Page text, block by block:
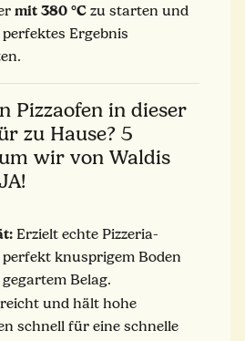
mit 380 °C zu starten und
Ergebnis
Pizzaofen in dieser
zu Hause? 5
wir von Waldis
Erzielt echte Pizzeria-
knusprigem Boden
Belag.
und hält hohe
schnell für eine schnelle